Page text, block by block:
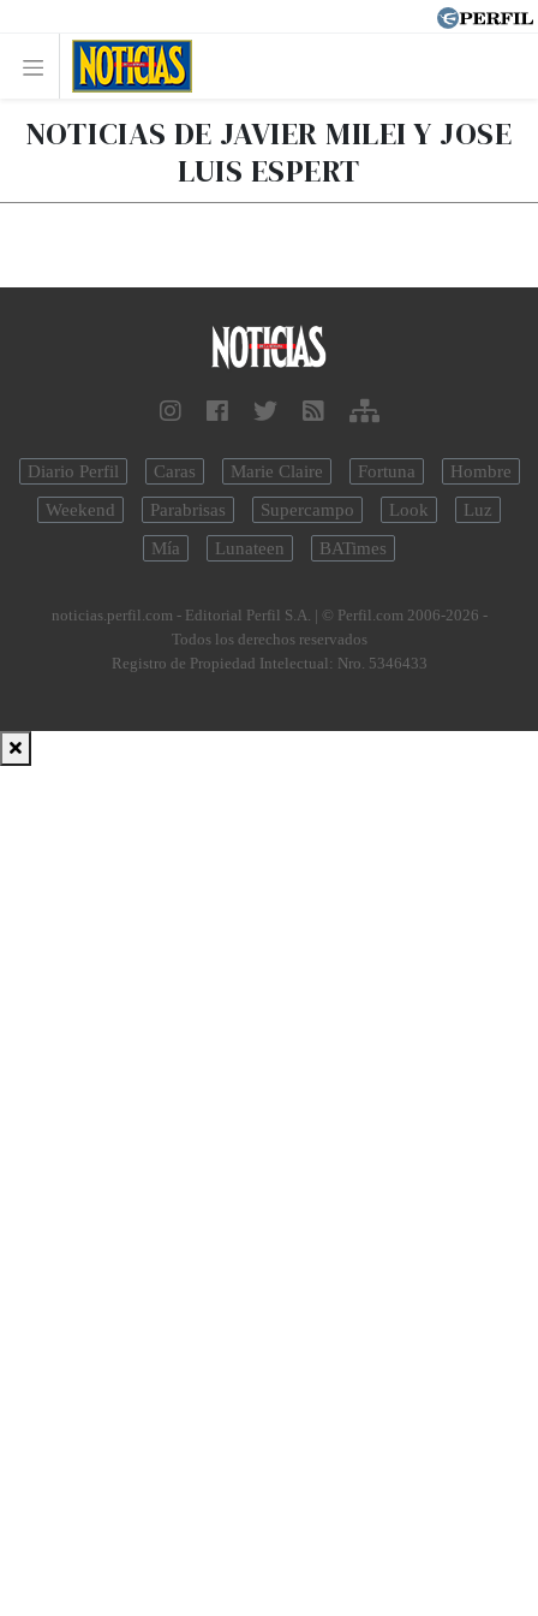
NOTICIAS DE JAVIER MILEI Y JOSE
LUIS ESPERT
Diario Perfil Caras Marie Claire Fortuna
Hombre
Weekend
Parabrisas Supercampo Look
Luz
Mía
Lunateen BATimes
noticias.perfil.com - Editorial Perfil S.A. | © Perfil.com 2006-2026 -
Todos los derechos reservados
Registro de Propiedad Intelectual: Nro. 5346433